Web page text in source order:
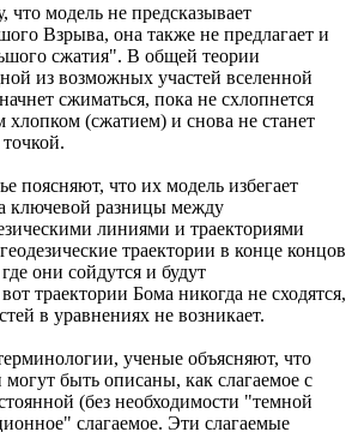
что модель не предсказывает
Взрыва, она также не предлагает и
сжатия". В общей теории
из возможных участей вселенной
сжиматься, пока не схлопнется
хлопком (сжатием) и снова не станет
поясняют, что их модель избегает
ключевой разницы между
линиями и траекториями
траектории в конце концов
они сойдутся и будут
траектории Бома никогда не сходятся,
в уравнениях не возникает.
ученые объясняют, что
быть описаны, как слагаемое с
(без необходимости "темной
слагаемое. Эти слагаемые